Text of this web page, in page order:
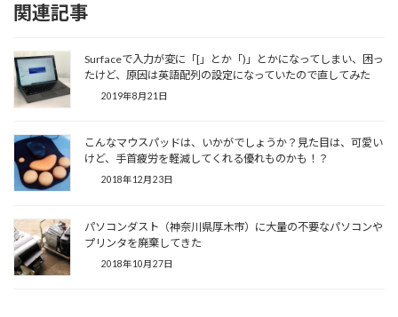
関連記事
Surfaceで入力が変に「[」とか「)」とかになってしまい、困っ
たけど、原因は英語配列の設定になっていたので直してみた
2019年8月21日
こんなマウスパッドは、いかがでしょうか？見た目は、可愛い
けど、手首疲労を軽減してくれる優れものかも！？
2018年12月23日
パソコンダスト（神奈川県厚木市）に大量の不要なパソコンや
プリンタを廃棄してきた
2018年10月27日